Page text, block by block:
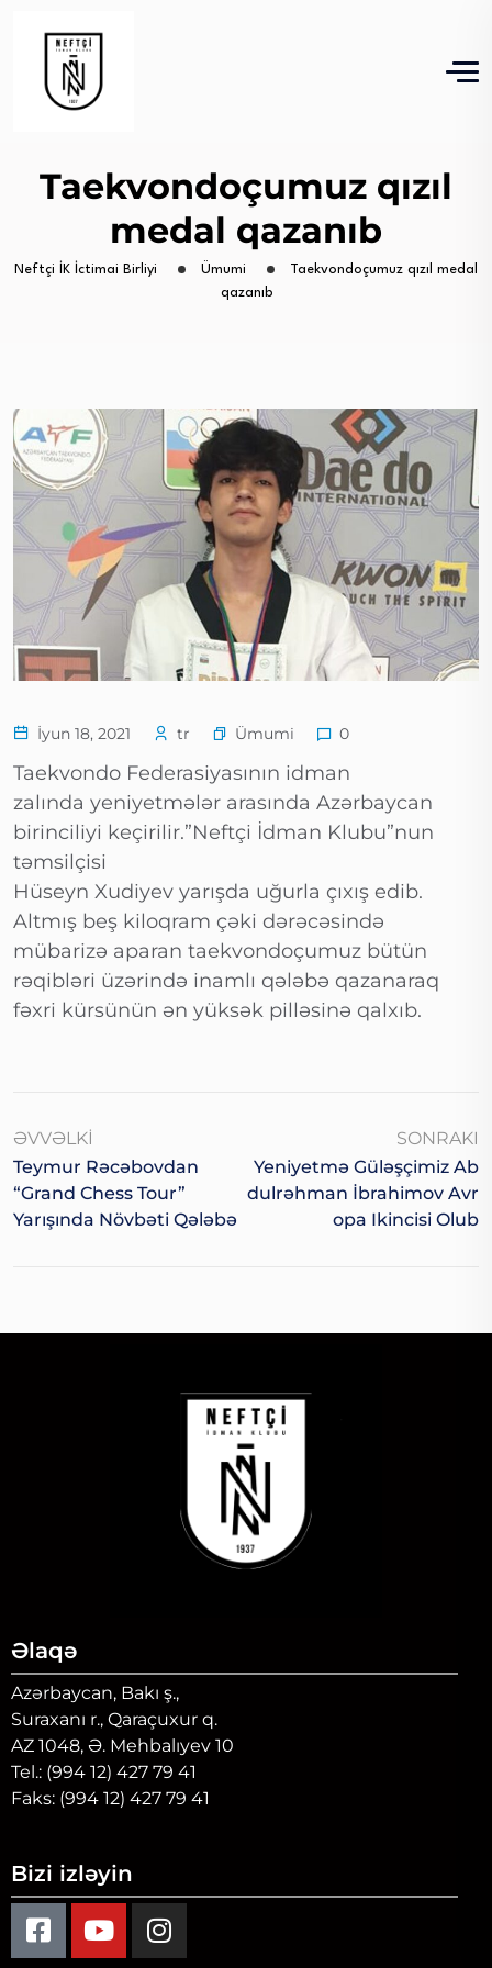
Taekvondoçumuz qızıl
medal qazanıb
Neftçi İK İctimai Birliyi Ümumi
Taekvondoçumuz qızıl medal
qazanıb
İyun 18, 2021 tr Ümumi 0
Taekvondo Federasiyasının idman
zalında yeniyetmələr arasında Azərbaycan
birinciliyi keçirilir.”Neftçi İdman Klubu”nun
təmsilçisi
Hüseyn Xudiyev yarışda uğurla çıxış edib.
Altmış beş kiloqram çəki dərəcəsində
mübarizə aparan taekvondoçumuz bütün
rəqibləri üzərində inamlı qələbə qazanaraq
fəxri kürsünün ən yüksək pilləsinə qalxıb.
ƏVVƏLKI
Teymur Rəcəbovdan
“Grand Chess Tour”
Yarışında Növbəti Qələbə
SONRAKI
Yeniyetmə Güləşçimiz Ab
Dulrəhman İbrahimov Avr
Opa Ikincisi Olub
Əlaqə
Azərbaycan, Bakı ş.,
Suraxanı r., Qaraçuxur q.
AZ 1048, Ə. Mehbalıyev 10
Tel.: (994 12) 427 79 41
Faks: (994 12) 427 79 41
Bizi izləyin